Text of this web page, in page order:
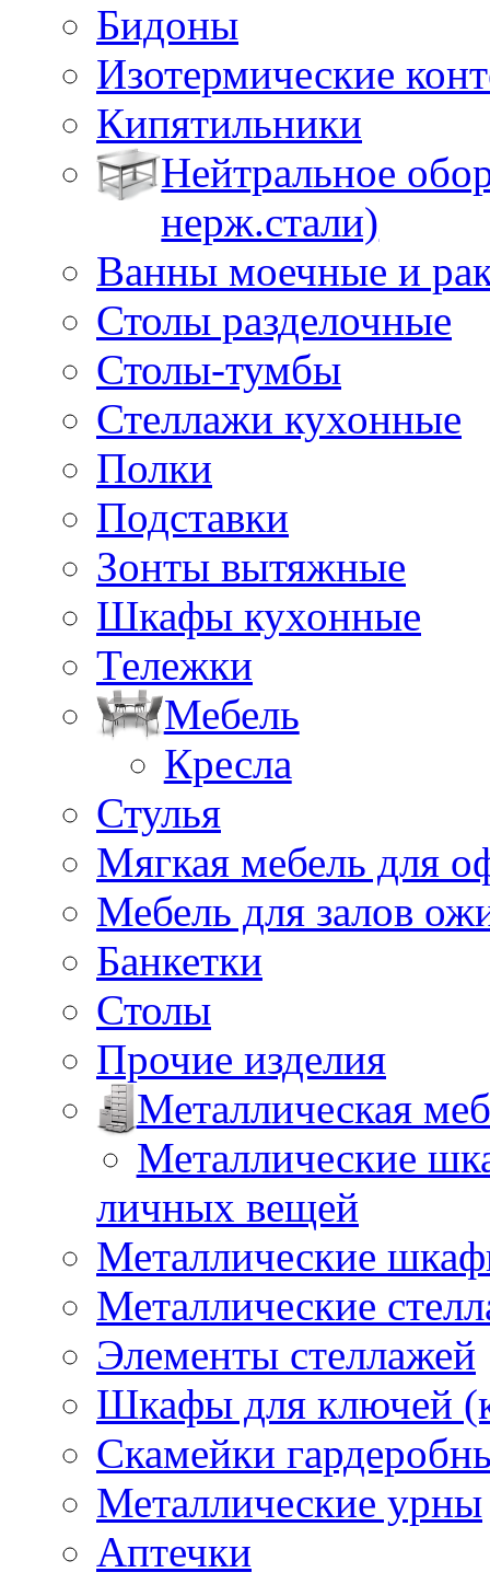
Бидоны
Изотермические
Кипятильники
Нейтральное
нерж.стали)
Ванны моечные и
Столы разделочные
Столы-тумбы
Стеллажи кухонные
Полки
Подставки
Зонты вытяжные
Шкафы кухонные
Тележки
Мебель
Кресла
Стулья
Мягкая мебель для
Мебель для залов
Банкетки
Столы
Прочие изделия
Металлическая
Металлические
личных вещей
Металлические
Металлические
Элементы стеллажей
Шкафы для ключей
Скамейки
Металлические урны
Аптечки